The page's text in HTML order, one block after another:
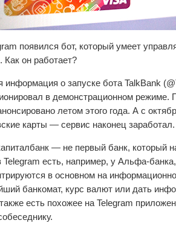
появился бот, который умеет
Как он работает?
информация о запуске бота TalkBank
в демонстрационном режиме.
летом этого года. А с
карты — сервис наконец заработал.
— не первый банк, который
Telegram есть, например, у Альфа-
в основном на
банкомат, курс валют или дать
есть похожее на Telegram